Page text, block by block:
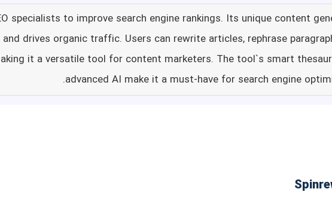
specialists to improve search engine rankings. Its unique content
drives organic traffic. Users can rewrite articles, rephrase
it a versatile tool for content marketers. The tool`s smart
advanced AI make it a must-have for search engine